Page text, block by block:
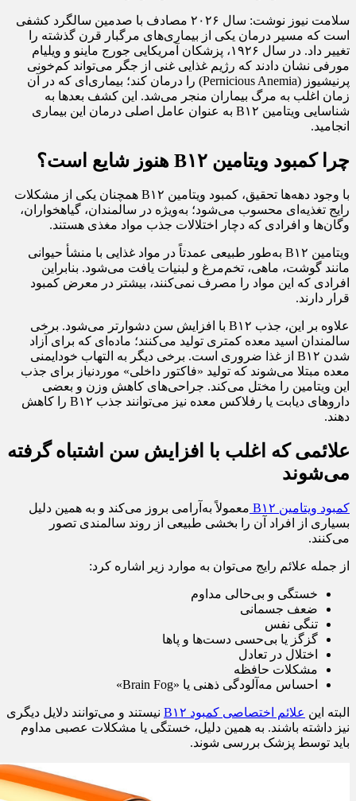
سلامت نیوز نوشت: سال ۲۰۲۶ مصادف با صدمین سالگرد کشفی
است که مسیر درمان یکی از بیماری‌های مرگبار قرن گذشته را
تغییر داد. در سال ۱۹۲۶، پزشکان آمریکایی جورج ماینو و ویلیام
مورفی نشان دادند که رژیم غذایی غنی از جگر می‌تواند کم‌خونی
پرنیشیوز (Pernicious Anemia) را درمان کند؛ بیماری‌ای که در آن
زمان اغلب به مرگ بیماران منجر می‌شد. این کشف بعدها به
شناسایی ویتامین B۱۲ به عنوان عامل اصلی درمان این بیماری
انجامید.
چرا کمبود ویتامین B۱۲ هنوز شایع است؟
با وجود دهه‌ها تحقیق، کمبود ویتامین B۱۲ همچنان یکی از مشکلات
رایج تغذیه‌ای محسوب می‌شود؛ به‌ویژه در سالمندان، گیاهخواران،
وگان‌ها و افرادی که دچار اختلالات جذب مواد مغذی هستند.
ویتامین B۱۲ به‌طور طبیعی عمدتاً در مواد غذایی با منشأ حیوانی
مانند گوشت، ماهی، تخم‌مرغ و لبنیات یافت می‌شود. بنابراین
افرادی که این مواد را مصرف نمی‌کنند، بیشتر در معرض کمبود
قرار دارند.
علاوه بر این، جذب B۱۲ با افزایش سن دشوارتر می‌شود. برخی
سالمندان اسید معده کمتری تولید می‌کنند؛ ماده‌ای که برای آزاد
شدن B۱۲ از غذا ضروری است. برخی دیگر به التهاب خودایمنی
معده مبتلا می‌شوند که تولید «فاکتور داخلی» موردنیاز برای جذب
این ویتامین را مختل می‌کند. جراحی‌های کاهش وزن و بعضی
داروهای دیابت یا رفلاکس معده نیز می‌توانند جذب B۱۲ را کاهش
دهند.
علائمی که اغلب با افزایش سن اشتباه گرفته
می‌شوند
کمبود ویتامین B۱۲
معمولاً به‌آرامی بروز می‌کند و به همین دلیل
بسیاری از افراد آن را بخشی طبیعی از روند سالمندی تصور
می‌کنند.
از جمله علائم رایج می‌توان به موارد زیر اشاره کرد:
خستگی و بی‌حالی مداوم
ضعف جسمانی
تنگی نفس
گزگز یا بی‌حسی دست‌ها و پاها
اختلال در تعادل
مشکلات حافظه
احساس مه‌آلودگی ذهنی یا «Brain Fog»
البته این علائم اختصاصی کمبود B۱۲
نیستند و می‌توانند دلایل دیگری
نیز داشته باشند. به همین دلیل، خستگی یا مشکلات عصبی مداوم
باید توسط پزشک بررسی شوند.